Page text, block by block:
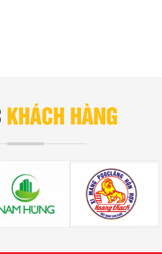
KHÁCH HÀNG